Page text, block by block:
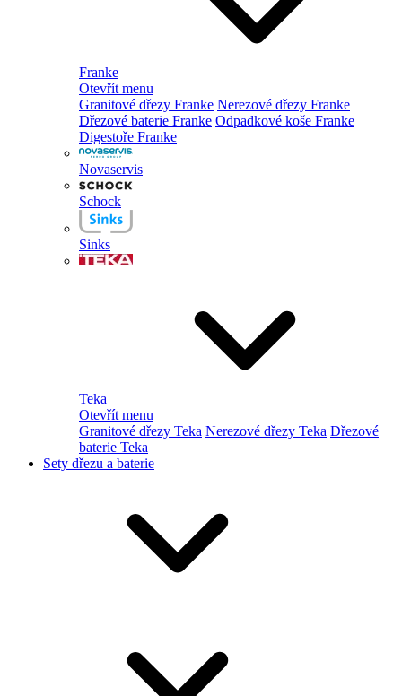
Franke
Otevřít menu
Granitové dřezy Franke Nerezové dřezy Franke
Dřezové baterie Franke Odpadkové koše Franke
Digestoře Franke
Novaservis
Schock
Sinks
Teka
Otevřít menu
Granitové dřezy Teka Nerezové dřezy Teka Dřezové
baterie Teka
Sety dřezu a baterie